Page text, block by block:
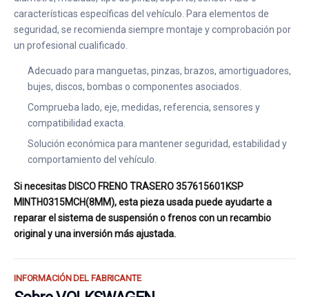
características específicas del vehículo. Para elementos de
seguridad, se recomienda siempre montaje y comprobación por
un profesional cualificado.
Adecuado para manguetas, pinzas, brazos, amortiguadores,
bujes, discos, bombas o componentes asociados.
Comprueba lado, eje, medidas, referencia, sensores y
compatibilidad exacta.
Solución económica para mantener seguridad, estabilidad y
comportamiento del vehículo.
Si necesitas DISCO FRENO TRASERO 357615601KSP
MINTH0315MCH(8MM), esta pieza usada puede ayudarte a
reparar el sistema de suspensión o frenos con un recambio
original y una inversión más ajustada.
INFORMACIÓN DEL FABRICANTE